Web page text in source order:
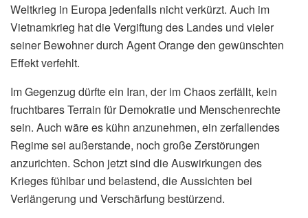
Weltkrieg in Europa jedenfalls nicht verkürzt. Auch im
Vietnamkrieg hat die Vergiftung des Landes und vieler
seiner Bewohner durch Agent Orange den gewünschten
Effekt verfehlt.
Im Gegenzug dürfte ein Iran, der im Chaos zerfällt, kein
fruchtbares Terrain für Demokratie und Menschenrechte
sein. Auch wäre es kühn anzunehmen, ein zerfallendes
Regime sei außerstande, noch große Zerstörungen
anzurichten. Schon jetzt sind die Auswirkungen des
Krieges fühlbar und belastend, die Aussichten bei
Verlängerung und Verschärfung bestürzend.